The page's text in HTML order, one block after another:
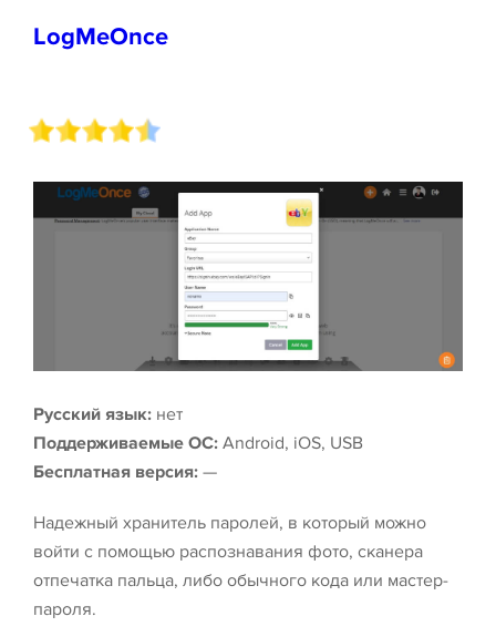
LogMeOnce
Русский язык: нет
Поддерживаемые ОС: Android, iOS, USB
Бесплатная версия: —
Надежный хранитель паролей, в который можно
войти с помощью распознавания фото, сканера
отпечатка пальца, либо обычного кода или мастер-
пароля.